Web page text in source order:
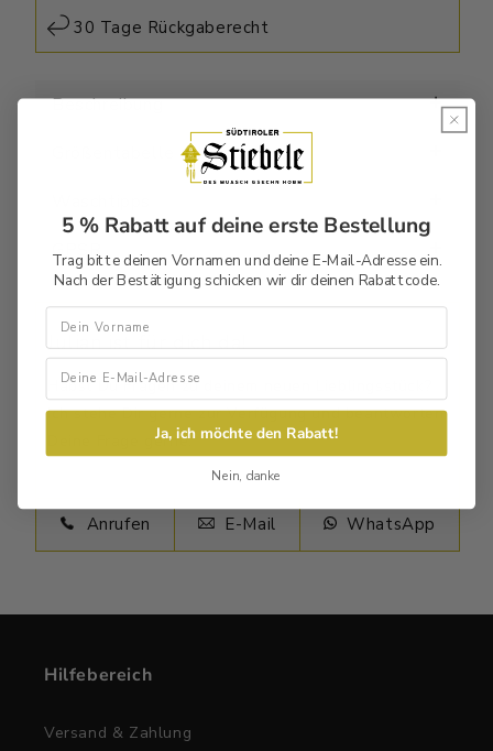
30 Tage Rückgaberecht
Beschreibung
GPSR
Julian ist für dich da!
Habst Du Fragen zu deinem neuen Lieblingsstück?
Ich stehe Dir gerne zur Verfügung und beantworten
Deine Frage gerne.
Anrufen E-Mail WhatsApp
Hilfebereich
Versand & Zahlung
5 % Rabatt auf deine erste Bestellung
Trag bitte deinen Vornamen und deine E-Mail-Adresse ein.
Nach der Bestätigung schicken wir dir deinen Rabattcode.
Vorname
Ja, ich möchte den Rabatt!
Nein, danke